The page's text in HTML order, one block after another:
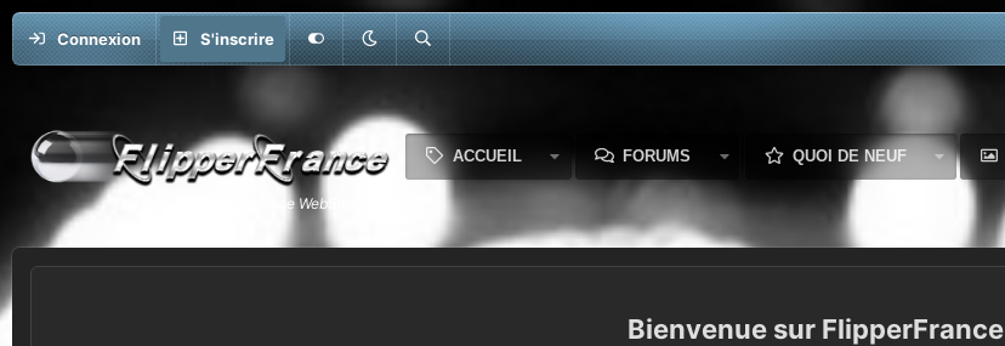
Connexion S'inscrire
ACCUEIL FORUMS QUOI DE NEUF
FlipperFrance